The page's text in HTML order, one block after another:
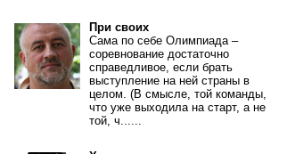
При своих
Сама по себе Олимпиада –
соревнование достаточно
справедливое, если брать
выступление на ней страны в
целом. (В смысле, той команды,
что уже выходила на старт, а не
той, ч......